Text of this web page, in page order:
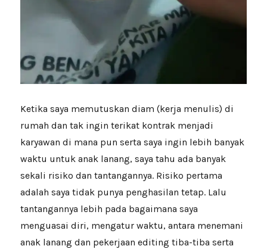
Ketika saya memutuskan diam (kerja menulis) di
rumah dan tak ingin terikat kontrak menjadi
karyawan di mana pun serta saya ingin lebih banyak
waktu untuk anak lanang, saya tahu ada banyak
sekali risiko dan tantangannya. Risiko pertama
adalah saya tidak punya penghasilan tetap. Lalu
tantangannya lebih pada bagaimana saya
menguasai diri, mengatur waktu, antara menemani
anak lanang dan pekerjaan editing tiba-tiba serta